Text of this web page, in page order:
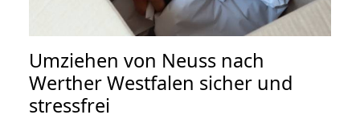
Umziehen von Neuss nach
Werther Westfalen sicher und
stressfrei